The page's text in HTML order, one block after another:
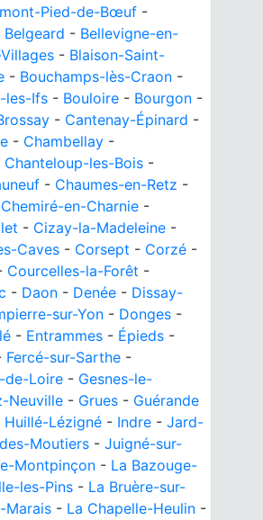
Pied-de-Bœuf -
Belgeard - Bellevigne-en-
- Blaison-Saint-
- Bouchamps-lès-Craon -
les-Ifs - Bouloire - Bourgon -
- Cantenay-Épinard -
- Chambellay -
Chanteloup-les-Bois -
- Chaumes-en-Retz -
Chemiré-en-Charnie -
- Cizay-la-Madeleine -
Caves - Corsept - Corzé -
Courcelles-la-Forêt -
- Daon - Denée - Dissay-
sur-Yon - Donges -
- Entrammes - Épieds -
Fercé-sur-Sarthe -
de-Loire - Gesnes-le-
Neuville - Grues - Guérande
Huillé-Lézigné - Indre - Jard-
Moutiers - Juigné-sur-
Montpinçon - La Bazouge-
les-Pins - La Bruère-sur-
Marais - La Chapelle-Heulin -